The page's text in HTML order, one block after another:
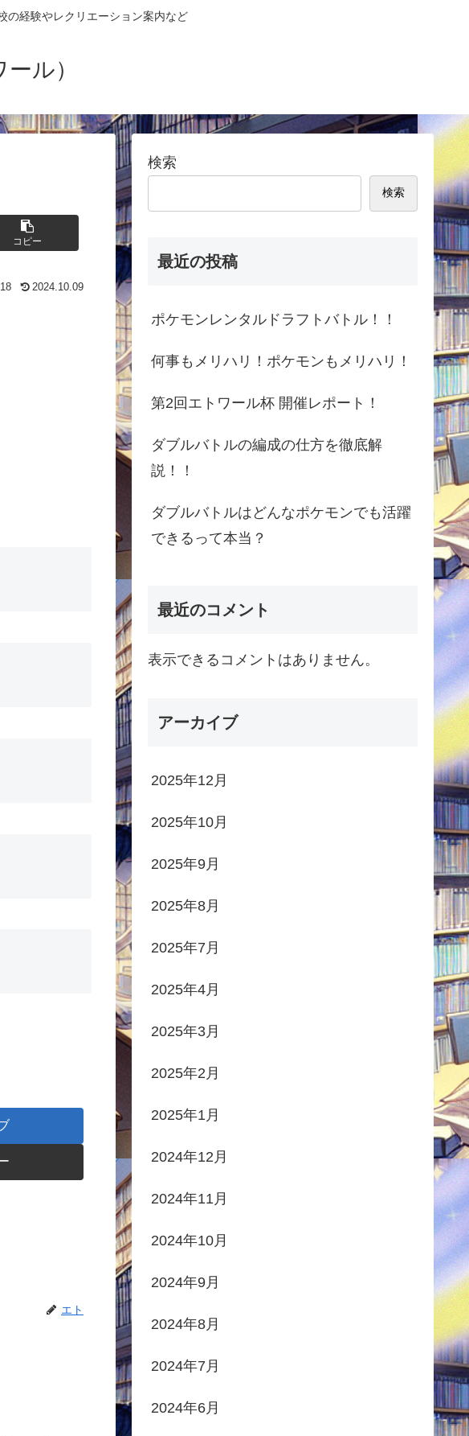
の経験やレクリエーション案内など
ル）
コピー
2024.10.09
エト
検索
検索
最近の投稿
ポケモンレンタルドラフトバトル！！
何事もメリハリ！ポケモンもメリハリ！
第2回エトワール杯 開催レポート！
ダブルバトルの編成の仕方を徹底解
説！！
ダブルバトルはどんなポケモンでも活躍
できるって本当？
最近のコメント
表示できるコメントはありません。
アーカイブ
2025年12月
2025年10月
2025年9月
2025年8月
2025年7月
2025年4月
2025年3月
2025年2月
2025年1月
2024年12月
2024年11月
2024年10月
2024年9月
2024年8月
2024年7月
2024年6月